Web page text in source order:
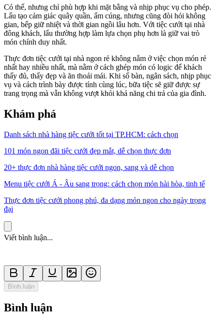
Có thể, nhưng chỉ phù hợp khi mặt bằng và nhịp phục vụ cho phép.
Lẩu tạo cảm giác quây quần, ấm cúng, nhưng cũng đòi hỏi không
gian, bếp giữ nhiệt và thời gian ngồi lâu hơn. Với tiệc cưới tại nhà
đông khách, lẩu thường hợp làm lựa chọn phụ hơn là giữ vai trò
món chính duy nhất.
Thực đơn tiệc cưới tại nhà ngon rẻ không nằm ở việc chọn món rẻ
nhất hay nhiều nhất, mà nằm ở cách ghép món có logic để khách
thấy đủ, thấy đẹp và ăn thoải mái. Khi số bàn, ngân sách, nhịp phục
vụ và cách trình bày được tính cùng lúc, bữa tiệc sẽ giữ được sự
trang trọng mà vẫn không vượt khỏi khả năng chi trả của gia đình.
Khám phá
Danh sách nhà hàng tiệc cưới tốt tại TP.HCM: cách chọn
101 món ngon đãi tiệc cưới đẹp mắt, dễ chọn thực đơn
20+ thực đơn nhà hàng tiệc cưới ngon, sang và dễ chọn
Menu tiệc cưới Á - Âu sang trọng: cách chọn món hài hòa, tinh tế
Thực đơn tiệc cưới phong phú, đa dạng món ngon cho ngày trọng
đại
Viết bình luận...
Bình luận
Bình luận